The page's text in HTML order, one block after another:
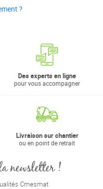
?
Des experts en ligne
pour vous accompagner
Livraison sur chantier
ou en point de retrait
newsletter !
Cmesmat